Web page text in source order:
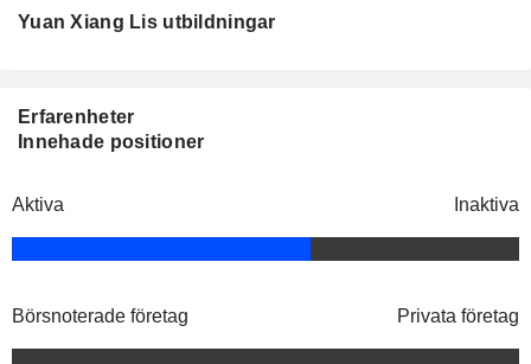
Yuan Xiang Lis utbildningar
Erfarenheter
Innehade positioner
Aktiva Inaktiva
Börsnoterade företag Privata företag